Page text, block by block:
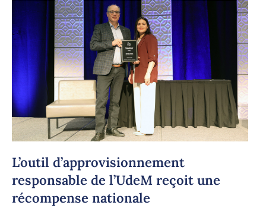
L’outil d’approvisionnement
responsable de l’UdeM reçoit une
récompense nationale